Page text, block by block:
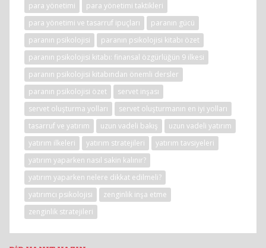
para yönetimi
para yönetimi taktikleri
para yönetimi ve tasarruf ipuçları
paranın gücü
paranın psikolojisi
paranın psikolojisi kitabı özet
paranın psikolojisi kitabı: finansal özgürlüğün 9 ilkesi
paranın psikolojisi kitabından önemli dersler
paranın psikolojisi özet
servet inşası
servet oluşturma yolları
servet oluşturmanın en iyi yolları
tasarruf ve yatırım
uzun vadeli bakış
uzun vadeli yatırım
yatırım ilkeleri
yatırım stratejileri
yatırım tavsiyeleri
yatırım yaparken nasıl sakin kalınır?
yatırım yaparken nelere dikkat edilmeli?
yatırımcı psikolojisi
zenginlik inşa etme
zenginlik stratejileri